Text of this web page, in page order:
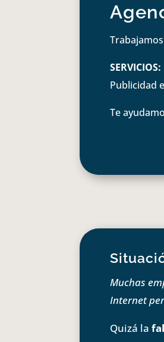
SERVICIOS:
Publicidad
Te
Muchas
Internet
Quizá la